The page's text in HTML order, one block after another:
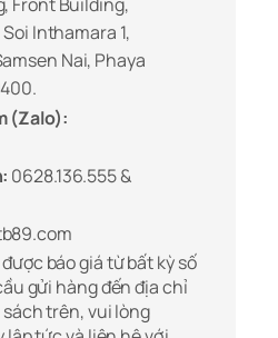
Soi Inthamara 1,
Nai, Phaya
(Zalo):
0628.136.555 &
báo giá từ bất kỳ số
gửi hàng đến địa chỉ
trên, vui lòng